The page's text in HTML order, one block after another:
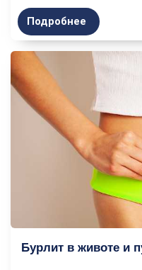
Подробнее
Бурлит в животе и